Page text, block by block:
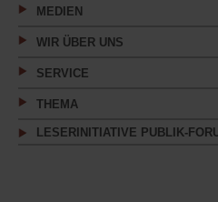
MEDIEN
WIR ÜBER UNS
SERVICE
THEMA
LESERINITIATIVE PUBLIK-